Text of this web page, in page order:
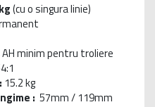
(cu o singura linie)
AH minim pentru troliere
15.2 kg
: 57mm / 119mm